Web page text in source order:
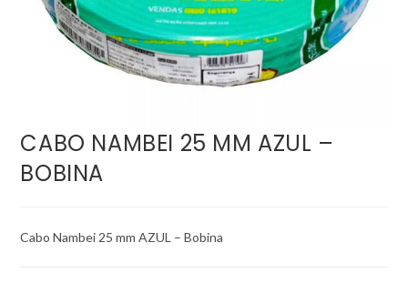
CABO NAMBEI 25 MM AZUL –
BOBINA
Cabo Nambei 25 mm AZUL – Bobina